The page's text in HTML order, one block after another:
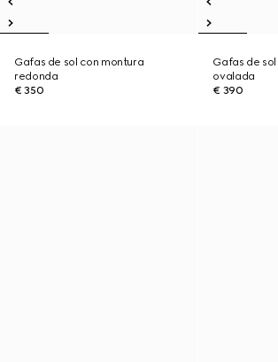
Gafas de sol con montura
redonda
€ 350
Gafas de
ovalada
€ 390